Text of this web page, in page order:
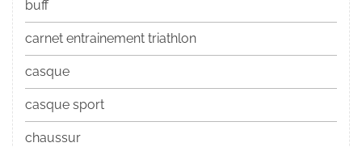
buff
carnet entrainement triathlon
casque
casque sport
chaussur